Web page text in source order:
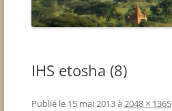
IHS etosha (8)
Publié le 15 mai 2013à 2048 × 1365